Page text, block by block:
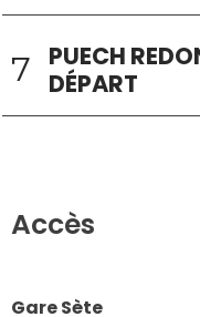
7
PUECH
DÉPART
Accès
Gare Sète